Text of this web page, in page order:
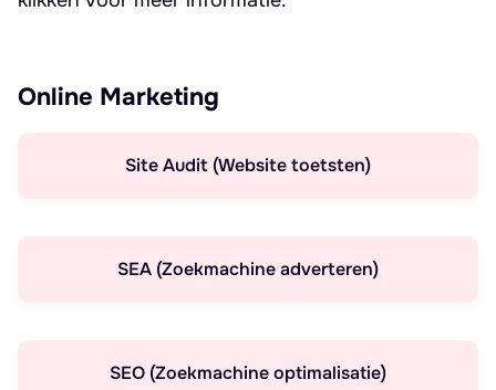
Online Marketing
Site Audit (Website toetsten)
SEA (Zoekmachine adverteren)
SEO (Zoekmachine optimalisatie)